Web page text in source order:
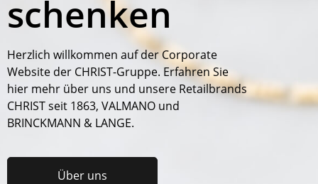
schenken
Herzlich willkommen auf der Corporate
Website der CHRIST-Gruppe. Erfahren Sie
hier mehr über uns und unsere Retailbrands
CHRIST seit 1863, VALMANO und
BRINCKMANN & LANGE.
Über uns